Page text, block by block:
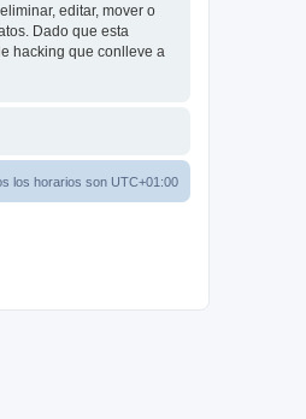
editar, mover o
Dado que esta
hacking que conlleve a
los horarios son UTC+01:00